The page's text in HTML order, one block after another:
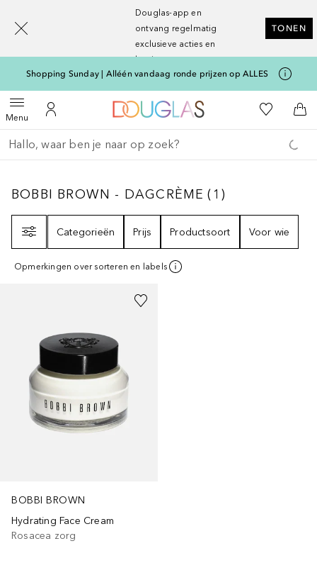
Douglas-app en
ontvang regelmatig
exclusieve acties en
kortingen
TONEN
Shopping Sunday | Alléén vandaag ronde prijzen op ALLES
MenuOpen menuNaar Mijn Account
Naar Douglas Home
Naar Mijn
Ga terug
Zoekopdracht uitvoeren
BOBBI BROWN - DAGCRÈME 1
BOBBI BROWN - DAGCRÈME ( 1 )
Categorieën
Prijs Productsoort Voor wie
Opmerkingen over sorteren en labels
BOBBI BROWN
Hydrating Face Cream
Rosacea zorg
[navigation.slideout.screenreader]